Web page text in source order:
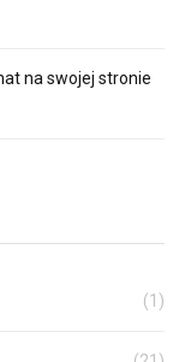
na swojej stronie
(1)